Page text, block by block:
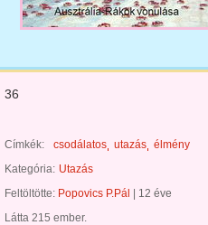
36
Címkék: csodálatos utazás élmény
Kategória: Utazás
Feltöltötte: Popovics P.Pál
12 éve
Látta 215 ember.